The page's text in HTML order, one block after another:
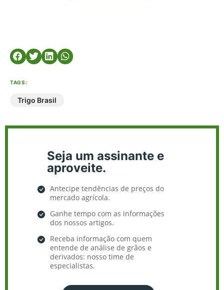
TAGS:
Trigo Brasil
Seja um assinante e
aproveite.
Antecipe tendências de preços do
mercado agrícola.
Ganhe tempo com as informações
dos nossos artigos.
Receba informação com quem
entende de análise de grãos e
derivados: nosso time de
especialistas.